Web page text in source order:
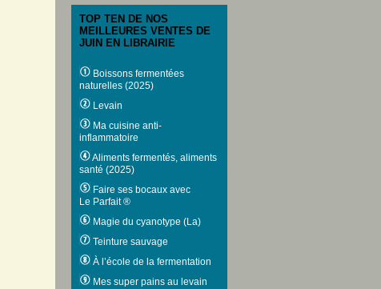
TOP TEN DE NOS
MEILLEURES VENTES DE
JUIN EN LIBRAIRIE
Boissons fermentées
naturelles (2025)
Levain
Ma cuisine anti-
inflammatoire
Aliments fermentés, aliments
santé (2025)
Faire ses bocaux avec
Le Parfait ®
Magie du cyanotype (La)
Teinture sauvage
À l’école de la fermentation
Mes super pains au levain